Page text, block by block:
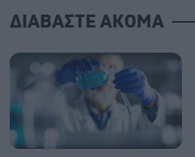
ΔΙΑΒΑΣΤΕ ΑΚΟΜΑ